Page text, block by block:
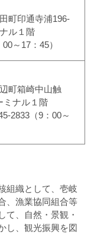
町印通寺浦196-
ル１階
～17：45）
町箱崎中山触
ナル１階
2833（9：00～
組織として、壱岐
、漁業協同組合等
て、自然・景観・
し、観光振興を図